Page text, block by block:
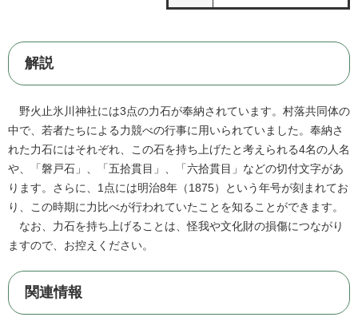
解説
野火止氷川神社には3点の力石が奉納されています。村落共同体の
中で、若者たちによる力競べの行事に用いられていました。奉納さ
れた力石にはそれぞれ、この石を持ち上げたと考えられる4名の人名
や、「磐戸石」、「五拾貫目」、「六拾貫目」などの切付文字があ
ります。さらに、1点には明治8年（1875）という年号が刻まれてお
り、この時期に力比べが行われていたことを知ることができます。
なお、力石を持ち上げることは、怪我や文化財の損傷につながり
ますので、お控えください。
関連情報